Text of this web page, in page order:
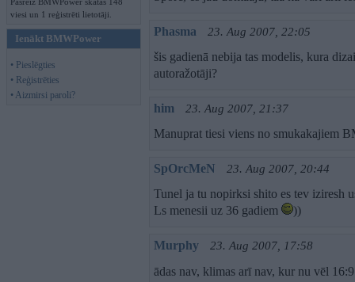
viesi un 1 reģistrēti lietotāji.
Ienākt BMWPower
• Pieslēgties
• Reģistrēties
• Aizmirsi paroli?
Phasma 23. Aug 2007, 22:05
šis gadienā nebija tas modelis, kura
autoražotāji?
him 23. Aug 2007, 21:37
Manuprat tiesi viens no smukakajiem
SpOrcMeN 23. Aug 2007, 20:44
Tunel ja tu nopirksi shito es tev iziresh
Ls menesii uz 36 gadiem
))
Murphy 23. Aug 2007, 17:58
ādas nav, klimas arī nav, kur nu vēl